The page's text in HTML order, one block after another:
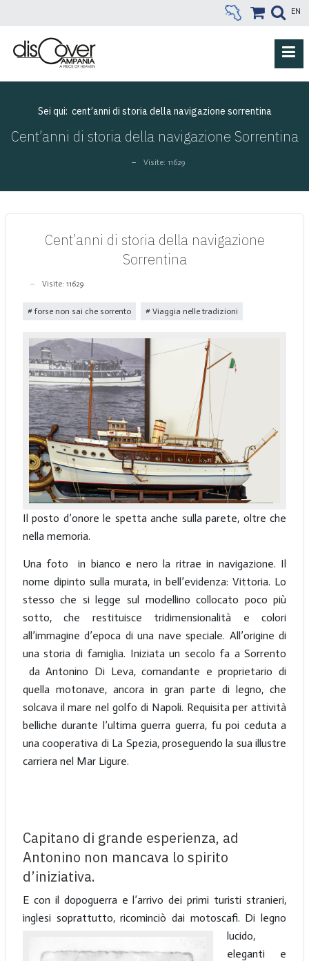
EN
Sei qui: cent’anni di storia della navigazione sorrentina
Cent’anni di storia della navigazione Sorrentina
Visite: 11629
Cent’anni di storia della navigazione
Sorrentina
Visite: 11629
forse non sai che sorrento Viaggia nelle tradizioni
Il posto d’onore le spetta anche sulla parete, oltre che
nella memoria.
Una foto in bianco e nero la ritrae in navigazione. Il
nome dipinto sulla murata, in bell’evidenza: Vittoria. Lo
stesso che si legge sul modellino collocato poco più
sotto, che restituisce tridimensionalità e colori
all’immagine d’epoca di una nave speciale. All’origine di
una storia di famiglia. Iniziata un secolo fa a Sorrento
da Antonino Di Leva, comandante e proprietario di
quella motonave, ancora in gran parte di legno, che
solcava il mare nel golfo di Napoli. Requisita per attività
belliche durante l’ultima guerra guerra, fu poi ceduta a
una cooperativa di La Spezia, proseguendo la sua illustre
carriera nel Mar Ligure.
Capitano di grande esperienza, ad
Antonino non mancava lo spirito
d’iniziativa.
E con il dopoguerra e l’arrivo dei primi turisti stranieri,
inglesi soprattutto, ricominciò dai motoscafi. Di legno
lucido,
eleganti e